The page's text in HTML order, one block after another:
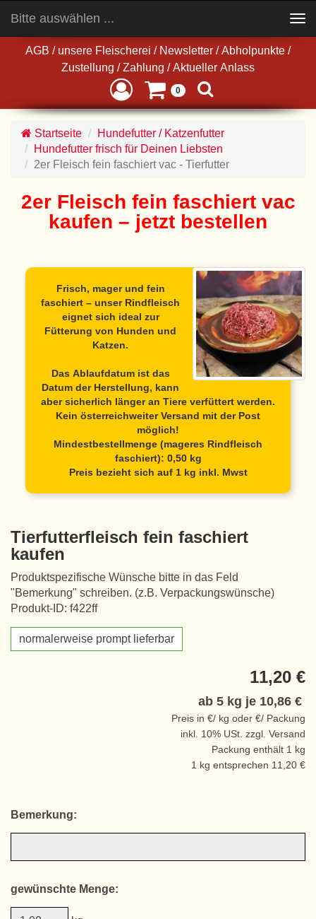
AGB / unsere Fleischerei / Newsletter / Abholpunkte /
Zustellung / Zahlung / Aktueller Anlass
0
Bitte auswählen ...
navigation
Startseite
Hundefutter / Katzenfutter
Hundefutter frisch für Deinen Liebsten
2er Fleisch fein faschiert vac - Tierfutter
2er Fleisch fein faschiert vac
kaufen – jetzt bestellen
Frisch, mager und fein
faschiert – unser Rindfleisch
eignet sich ideal zur
Fütterung von Hunden und
Katzen.
Das Ablaufdatum ist das
Datum der Herstellung, kann
aber sicherlich länger an Tiere verfüttert werden.
Kein österreichweiter Versand mit der Post
möglich!
Mindestbestellmenge (mageres Rindfleisch
faschiert): 0,50 kg
Preis bezieht sich auf 1 kg inkl. Mwst
Tierfutterfleisch fein faschiert
kaufen
Produktspezifische Wünsche bitte in das Feld
"Bemerkung" schreiben. (z.B. Verpackungswünsche)
Produkt-ID: f422ff
normalerweise prompt lieferbar
11,20 €
ab 5 kg je 10,86 €
Preis in €/ kg oder €/ Packung
inkl. 10% USt. zzgl. Versand
Packung enthält 1 kg
1 kg entsprechen 11,20 €
Bemerkung:
gewünschte Menge: